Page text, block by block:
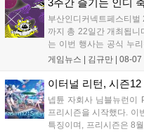
3주간 즐기는 인디
부산인디커넥트페스티벌
까지 총 22일간 개최됩
는 이번 행사는 공식 누
작을 제한 없이 체험할 수
세계 누구나 참여 가능한
생태계 확장에 기여할 전
게임뉴스 | 김규만 08-07
이터널 리턴, 시즌
넵튠 자회사 님블뉴런이
프리시즌을 시작했다. 이
특징이며, 프리시즌은 8